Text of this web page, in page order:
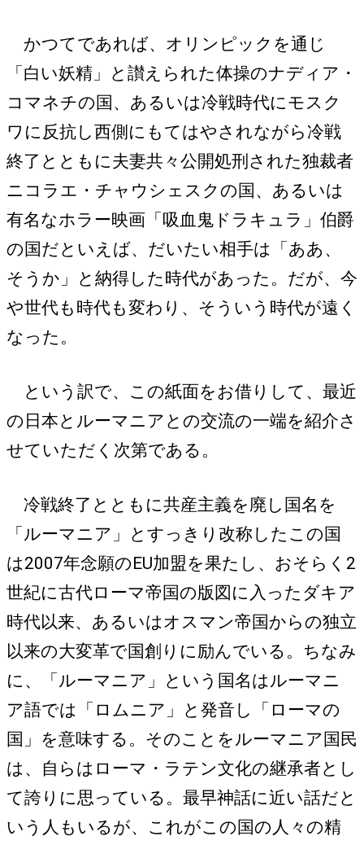
かつてであれば、オリンピックを通じ
「白い妖精」と讃えられた体操のナディア・
コマネチの国、あるいは冷戦時代にモスク
ワに反抗し西側にもてはやされながら冷戦
終了とともに夫妻共々公開処刑された独裁者
ニコラエ・チャウシェスクの国、あるいは
有名なホラー映画「吸血鬼ドラキュラ」伯爵
の国だといえば、だいたい相手は「ああ、
そうか」と納得した時代があった。だが、今
や世代も時代も変わり、そういう時代が遠く
なった。
という訳で、この紙面をお借りして、最近
の日本とルーマニアとの交流の一端を紹介さ
せていただく次第である。
冷戦終了とともに共産主義を廃し国名を
「ルーマニア」とすっきり改称したこの国
は2007年念願のEU加盟を果たし、おそらく2
世紀に古代ローマ帝国の版図に入ったダキア
時代以来、あるいはオスマン帝国からの独立
以来の大変革で国創りに励んでいる。ちなみ
に、「ルーマニア」という国名はルーマニ
ア語では「ロムニア」と発音し「ローマの
国」を意味する。そのことをルーマニア国民
は、自らはローマ・ラテン文化の継承者とし
て誇りに思っている。最早神話に近い話だと
いう人もいるが、これがこの国の人々の精